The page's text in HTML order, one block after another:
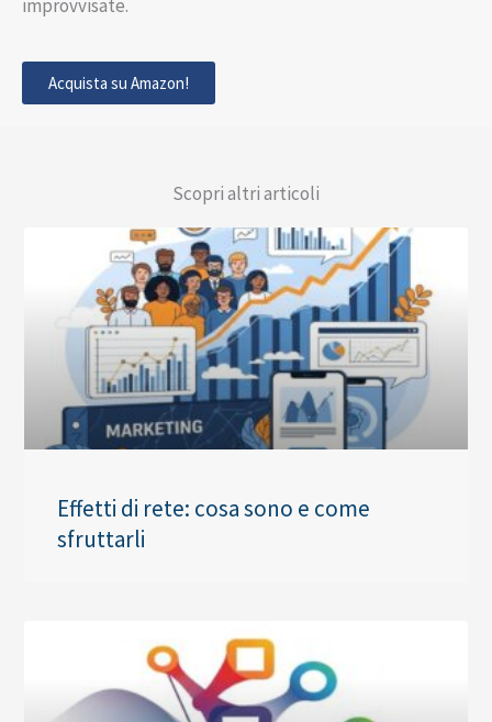
improvvisate.
Acquista su Amazon!
Scopri altri articoli
Effetti di rete: cosa sono e come
sfruttarli